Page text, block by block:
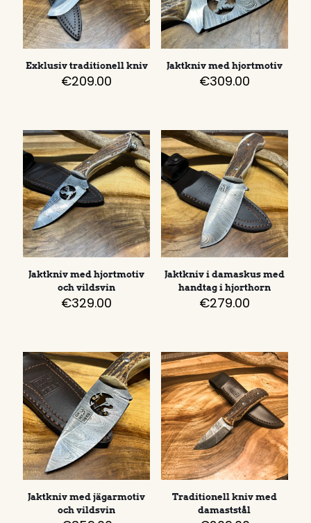
Exklusiv traditionell kniv
€209.00
Jaktkniv med hjortmotiv
€309.00
Jaktkniv med hjortmotiv
och vildsvin
€329.00
Jaktkniv i damaskus med
handtag i hjorthorn
€279.00
Jaktkniv med jägarmotiv
och vildsvin
Traditionell kniv med
damaststål